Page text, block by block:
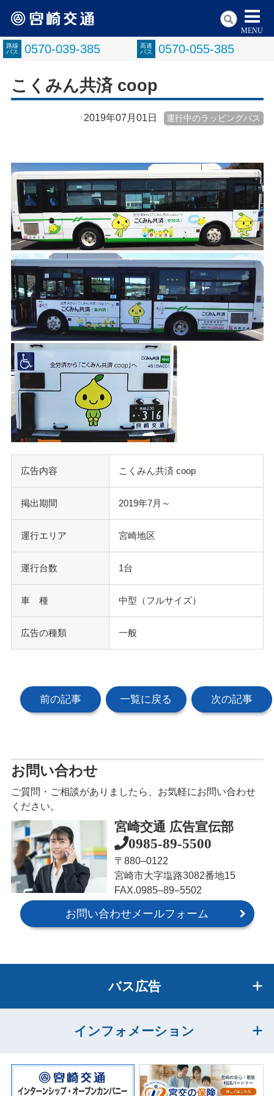
路線
バス
0570-039-385
高速
バス
0570-055-385
MENU
こくみん共済 coop
2019年07月01日 運行中のラッピングバス
広告内容 こくみん共済 coop
掲出期間 2019年7月～
運行エリア 宮崎地区
運行台数 1台
車 種 中型（フルサイズ）
広告の種類 一般
前の記事 一覧に戻る 次の記事
お問い合わせ
ご質問・ご相談がありましたら、お気軽にお問い合わせ
ください。
宮崎交通 広告宣伝部
0985-89-5500
〒880‒0122
宮崎市大字塩路3082番地15
FAX.0985‒89‒5502
お問い合わせメールフォーム
バス広告
インフォメーション